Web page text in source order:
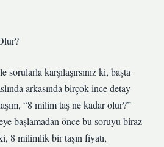
sorularla karşılaşırsınız ki, başta
arkasında birçok ince detay
“8 milim taş ne kadar olur?”
başlamadan önce bu soruyu biraz
8 milimlik bir taşın fiyatı,